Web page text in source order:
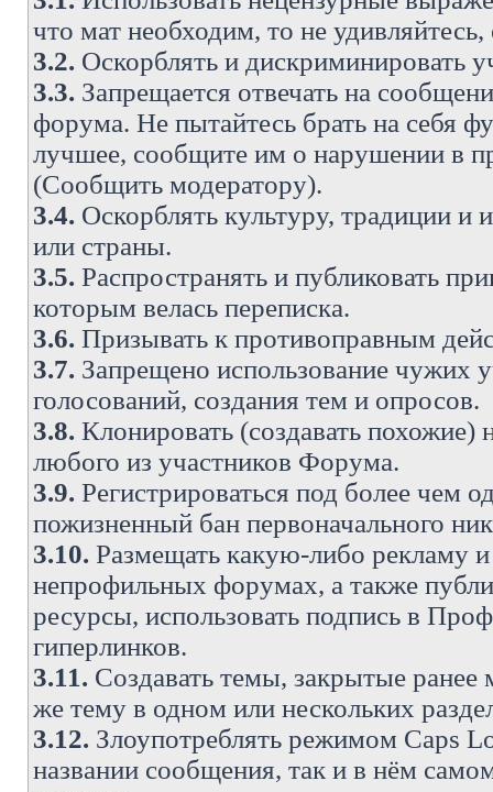
что мат необходим, то не
3.2. Оскорблять и дискриминировать
3.3. Запрещается отвечать на
форума. Не пытайтесь брать на себя
лучшее, сообщите им о нарушении в
(Сообщить модератору).
3.4. Оскорблять культуру, традиции
или страны.
3.5. Распространять и публиковать
которым велась переписка.
3.6. Призывать к противоправным
3.7. Запрещено использование чужих
голосований, создания тем и опросов.
3.8. Клонировать (создавать похожие)
любого из участников Форума.
3.9. Регистрироваться под более чем
пожизненный бан первоначального
3.10. Размещать какую-либо рекламу
непрофильных форумах, а также
ресурсы, использовать подпись в
гиперлинков.
3.11. Создавать темы, закрытые ранее
же тему в одном или нескольких
3.12. Злоупотреблять режимом Caps
названии сообщения, так и в нём